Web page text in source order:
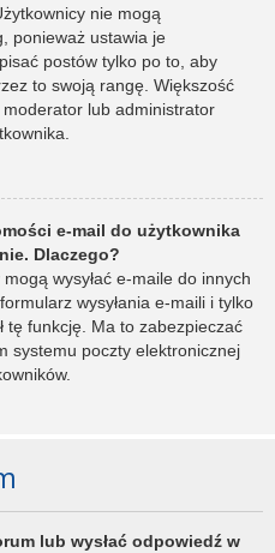
nie mogą
ponieważ ustawia je
postów tylko po to, aby
to swoją rangę. Większość
lub administrator
e-mail do użytkownika
Dlaczego?
wysyłać e-maile do innych
wysyłania e-maili i tylko
tę funkcję. Ma to zabezpieczać
systemu poczty elektronicznej
lub wysłać odpowiedź w